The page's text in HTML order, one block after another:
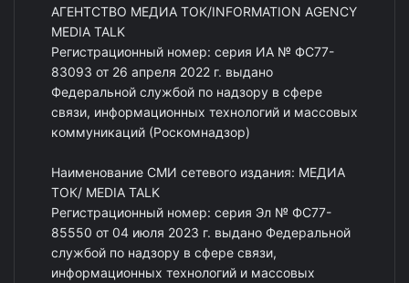
АГЕНТСТВО МЕДИА ТОК/INFORMATION AGENCY
MEDIA TALK
Регистрационный номер: серия ИА № ФС77-
83093 от 26 апреля 2022 г. выдано
Федеральной службой по надзору в сфере
связи, информационных технологий и массовых
коммуникаций (Роскомнадзор)
Наименование СМИ сетевого издания: МЕДИА
ТОК/ MEDIA TALK
Регистрационный номер: серия Эл № ФС77-
85550 от 04 июля 2023 г. выдано Федеральной
службой по надзору в сфере связи,
информационных технологий и массовых